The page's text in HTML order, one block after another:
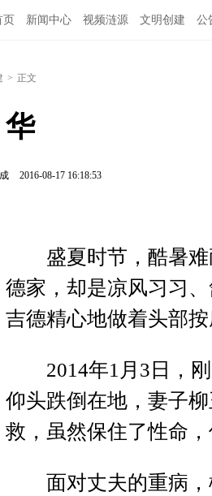
页 新闻中心 视频涟源 文明创建 公
> 正文
2016-08-17 16:18:53
盛夏时节，酷暑难
德家，却是凉风习习
吉德精心地做着头部
2014年1月3日，刚
仰头跌倒在地，妻子
救，虽然保住了性命
面对丈夫的重病，